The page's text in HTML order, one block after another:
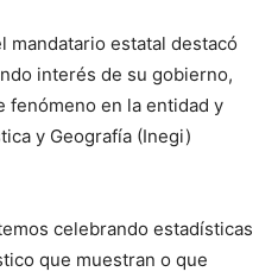
mandatario estatal destacó
interés de su gobierno,
fenómeno en la entidad y
y Geografía (Inegi)
celebrando estadísticas
que muestran o que